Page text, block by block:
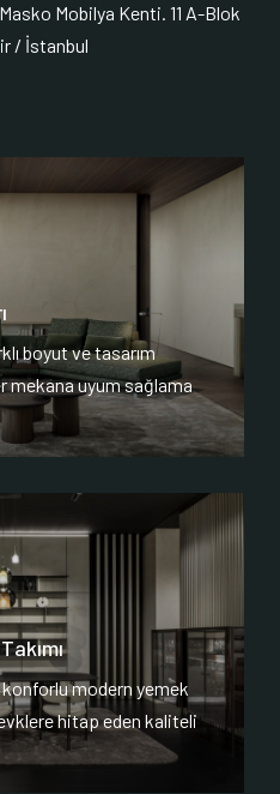
Mobilya Kenti. 11 A-Blok
/ İstanbul
boyut ve tasarım
mekana uyum sağlama
konforlu modern yemek
hitap eden kaliteli